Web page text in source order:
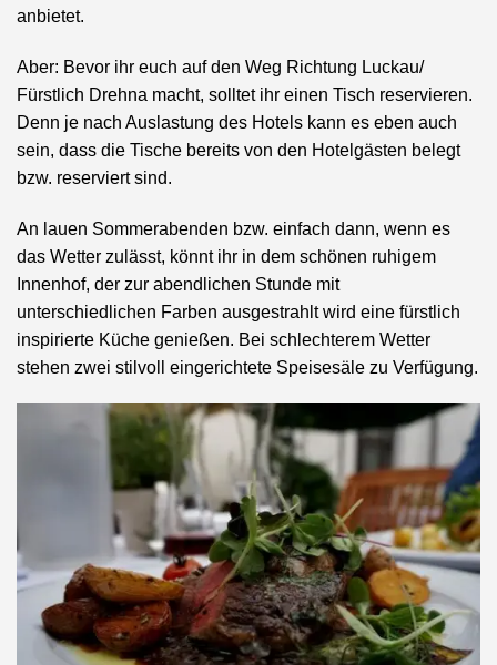
anbietet.
Aber: Bevor ihr euch auf den Weg Richtung Luckau/
Fürstlich Drehna macht, solltet ihr einen Tisch reservieren.
Denn je nach Auslastung des Hotels kann es eben auch
sein, dass die Tische bereits von den Hotelgästen belegt
bzw. reserviert sind.
An lauen Sommerabenden bzw. einfach dann, wenn es
das Wetter zulässt, könnt ihr in dem schönen ruhigem
Innenhof, der zur abendlichen Stunde mit
unterschiedlichen Farben ausgestrahlt wird eine fürstlich
inspirierte Küche genießen. Bei schlechterem Wetter
stehen zwei stilvoll eingerichtete Speisesäle zu Verfügung.